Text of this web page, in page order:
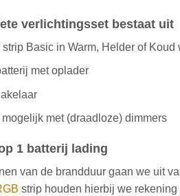
verlichtingsset bestaat uit
strip Basic in Warm, Helder of Koud
met oplader
met (draadloze) dimmers
1 batterij lading
van de brandduur gaan we uit
strip houden hierbij we